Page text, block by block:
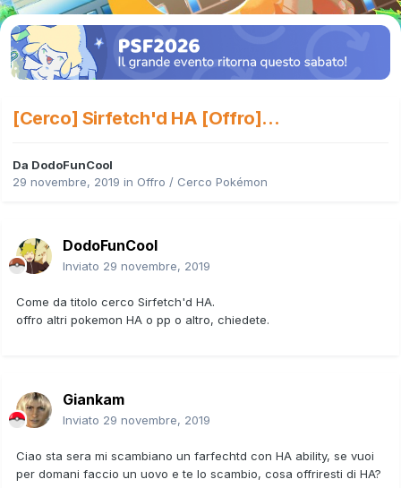
[Cerco] Sirfetch'd HA [Offro]...
Da DodoFunCool
29 novembre, 2019 in Offro / Cerco Pokémon
DodoFunCool
Inviato 29 novembre, 2019
Come da titolo cerco Sirfetch'd HA.
offro altri pokemon HA o pp o altro, chiedete.
Giankam
Inviato 29 novembre, 2019
Ciao sta sera mi scambiano un farfechtd con HA ability, se vuoi
per domani faccio un uovo e te lo scambio, cosa offriresti di HA?